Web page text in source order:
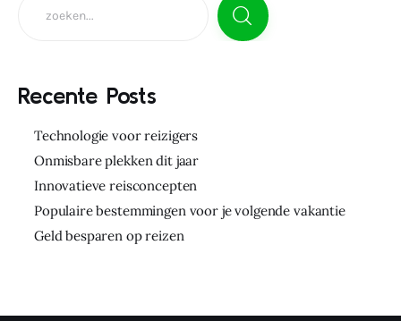
Recente Posts
Technologie voor reizigers
Onmisbare plekken dit jaar
Innovatieve reisconcepten
Populaire bestemmingen voor je volgende vakantie
Geld besparen op reizen